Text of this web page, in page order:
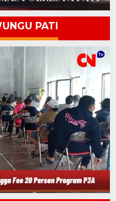
PATI